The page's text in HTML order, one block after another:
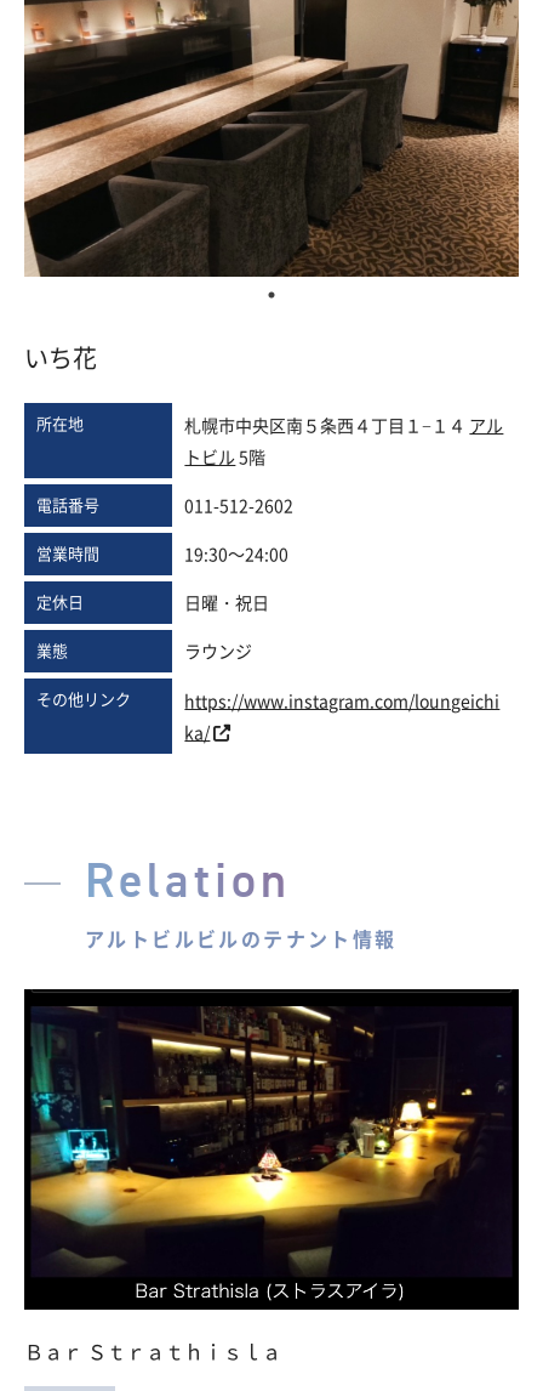
いち花
所在地 札幌市中央区南５条西４丁目１−１４ アル
トビル5階
電話番号 011-512-2602
営業時間 19:30～24:00
定休日 日曜・祝日
業態 ラウンジ
その他リンク
https://www.instagram.com/loungeichi
ka/
Relation
アルトビルビルのテナント情報
Ｂａｒ Ｓｔｒａｔｈｉｓｌａ